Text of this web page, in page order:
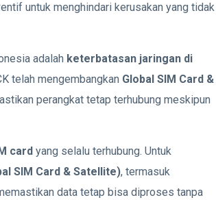
untuk menghindari kerusakan yang tidak
adalah keterbatasan jaringan di
telah mengembangkan Global SIM Card &
perangkat tetap terhubung meskipun
card yang selalu terhubung. Untuk
SIM Card & Satellite), termasuk
data tetap bisa diproses tanpa